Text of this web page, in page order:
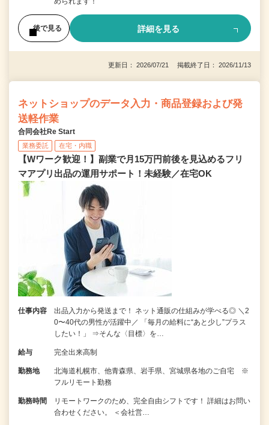
後で見る 詳細を見る
更新日： 2026/07/21 掲載終了日： 2026/11/13
ネットショップのデータ入力・商品登録および発
送軽作業
合同会社Re Start
業務委託 在宅・内職
【Wワーク歓迎！】副業で月15万円前後を見込めるフリ
マアプリ出品の運用サポート！未経験／在宅OK
仕事内容
出品入力から発送まで！ ネット通販の仕組みが学べる◎ ＼2
0〜40代の男性が活躍中／ 「毎月の給料に“あと少し”プラス
したい！」 ⇒そんな〈目標〉を…
給与 完全出来高制
勤務地
北海道札幌市、他青森県、岩手県、宮城県各地のご自宅 ※
フルリモート勤務
勤務時間
リモートワークのため、完全自由シフトです！ 詳細はお問い
合わせください。 ＜会社営…